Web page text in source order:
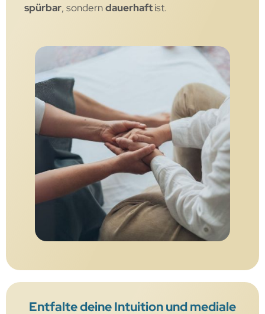
spürbar, sonderndauerhaftist.
Entfalte deine Intuition und mediale